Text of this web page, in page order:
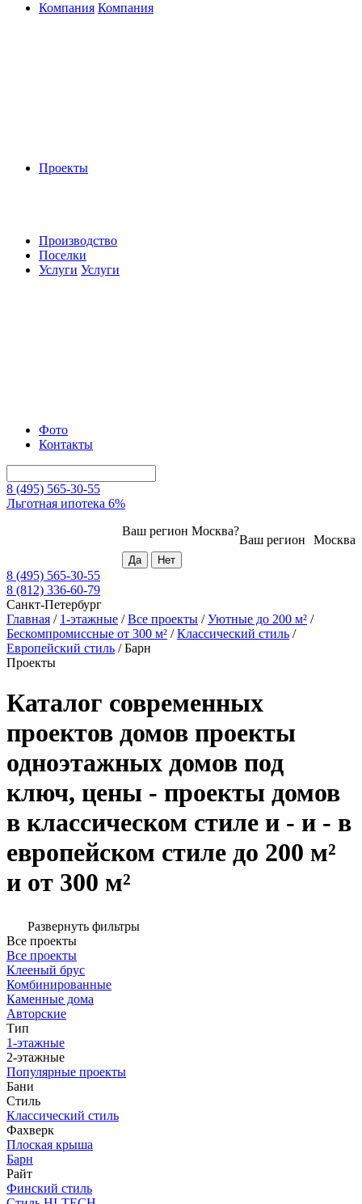
Компания Компания
Проекты
Производство
Поселки
Услуги Услуги
Фото
Контакты
8 (495) 565-30-55
Льготная ипотека 6%
Москва
Ваш регион
Ваш регион Москва?
8 (495) 565-30-55
8 (812) 336-60-79
Санкт-Петербург
Главная / 1-этажные /Все проекты /Уютные до 200 м² /
Бескомпромиссные от 300 м² /Классический стиль /
Европейский стиль /Барн
Проекты
Каталог современных
проектов домов проекты
одноэтажных домов под
ключ, цены - проекты домов
в классическом стиле и - и - в
европейском стиле до 200 м²
и от 300 м²
Развернуть фильтры
Все проекты
Все проекты
Клееный брус
Комбинированные
Каменные дома
Авторские
Тип
1-этажные
2-этажные
Популярные проекты
Бани
Стиль
Классический стиль
Фахверк
Плоская крыша
Барн
Райт
Финский стиль